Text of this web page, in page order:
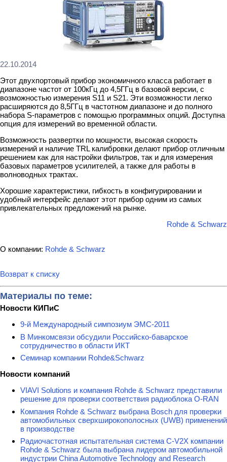
22.10.2014
Этот двухпортовый прибор экономичного класса работает в
диапазоне частот от 100кГц до 4,5ГГц в базовой версии, с
возможностью измерения S11 и S21. Эти возможности легко
расширяются до 8,5ГГц в частотном диапазоне и до полного
набора S-параметров с помощью программных опций. Доступна
опция для измерений во временной области.
Возможность развертки по мощности, высокая скорость
измерений и наличие TRL калибровки делают прибор отличным
решением как для настройки фильтров, так и для измерения
базовых параметров усилителей, а также для работы в
волноводных трактах.
Хорошие характеристики, гибкость в конфигурировании и
удобный интерфейс делают этот прибор одним из самых
привлекательных предложений на рынке.
Rohde & Schwarz
О компании: Rohde & Schwarz
Возврат к списку
Материалы по теме:
Новости КИПиС
9-й Международный симпозиум ЭМС-2011
В Минкомсвязи обсудили Российско-баварское
сотрудничество в области ИКТ
Семинар компании Rohde&Schwarz
Новости компаний
VIAVI Solutions и компания Rohde & Schwarz представили
решение для проверки соответствия радиоблока O-RAN
Компания Rohde & Schwarz выбрана Bosch для проверки
автомобильных сверхширокополосных (UWB) применений
в производстве
Радиочастотная испытательная система C-V2X компании
Rohde & Schwarz была выбрана лидером автомобильной
индустрии China Automotive Technology and Research